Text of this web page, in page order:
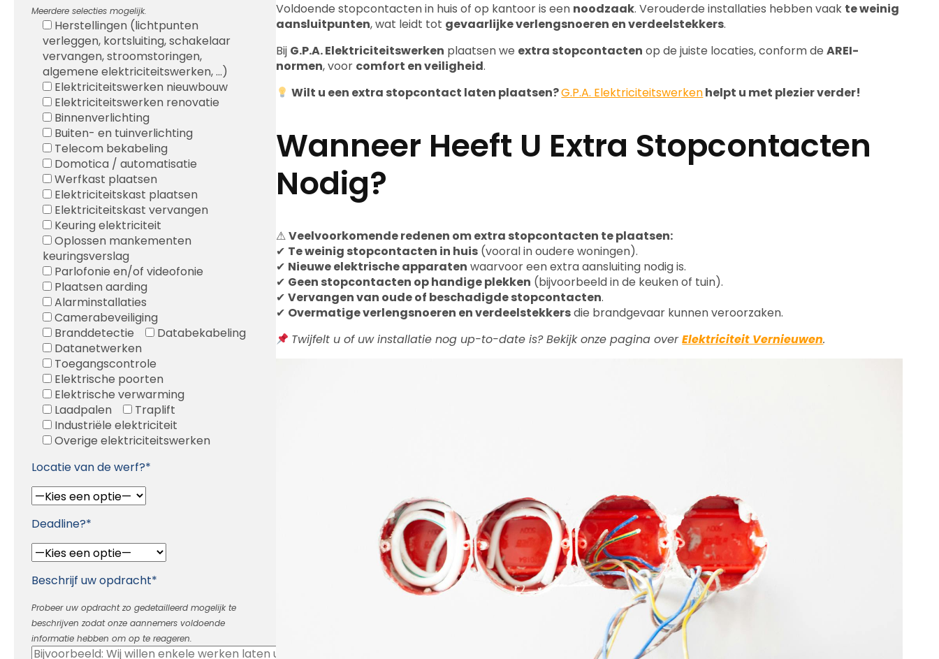
Meerdere selecties mogelijk.
Herstellingen (lichtpunten
verleggen, kortsluiting, schakelaar
vervangen, stroomstoringen,
algemene elektriciteitswerken, ...)
Elektriciteitswerken nieuwbouw
Elektriciteitswerken renovatie
Binnenverlichting
Buiten- en tuinverlichting
Telecom bekabeling
Domotica / automatisatie
Werfkast plaatsen
Elektriciteitskast plaatsen
Elektriciteitskast vervangen
Keuring elektriciteit
Oplossen mankementen
keuringsverslag
Parlofonie en/of videofonie
Plaatsen aarding
Alarminstallaties
Camerabeveiliging
Branddetectie
Databekabeling
Datanetwerken
Toegangscontrole
Elektrische poorten
Elektrische verwarming
Laadpalen
Traplift
Industriële elektriciteit
Overige elektriciteitswerken
Locatie van de werf?*
Deadline?*
Beschrijf uw opdracht*
Probeer uw opdracht zo gedetailleerd mogelijk te
beschrijven zodat onze aannemers voldoende
informatie hebben om op te reageren.
Voldoende stopcontacten in huis of op kantoor is een noodzaak. Verouderde installaties hebben vaak te weinig
aansluitpunten, wat leidt tot gevaarlijke verlengsnoeren en verdeelstekkers.
Bij G.P.A. Elektriciteitswerken plaatsen we extra stopcontacten op de juiste locaties, conform deAREI-
normen, voor comfort en veiligheid.
Wilt u een extra stopcontact laten plaatsen?G.P.A. Elektriciteitswerkenhelpt u met plezier verder!
Wanneer Heeft U Extra Stopcontacten
Nodig?
⚠Veelvoorkomende redenen om extra stopcontacten te plaatsen:
✔ Te weinig stopcontacten in huis (vooral in oudere woningen).
✔ Nieuwe elektrische apparaten waarvoor een extra aansluiting nodig is.
✔ Geen stopcontacten op handige plekken (bijvoorbeeld in de keuken of tuin).
✔Vervangen van oude of beschadigde stopcontacten.
✔ Overmatige verlengsnoeren en verdeelstekkersdie brandgevaar kunnen veroorzaken.
Twijfelt u of uw installatie nog up-to-date is? Bekijk onze pagina overElektriciteit Vernieuwen.